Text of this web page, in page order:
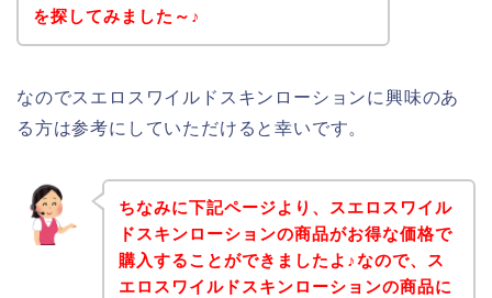
を探してみました～♪
なのでスエロスワイルドスキンローションに興味のあ
る方は参考にしていただけると幸いです。
ちなみに下記ページより、スエロスワイル
ドスキンローションの商品がお得な価格で
購入することができましたよ♪なので、ス
エロスワイルドスキンローションの商品に